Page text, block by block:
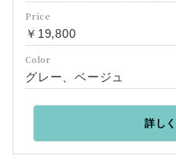
Price
￥19,800
Color
グレー、ベージュ
詳し